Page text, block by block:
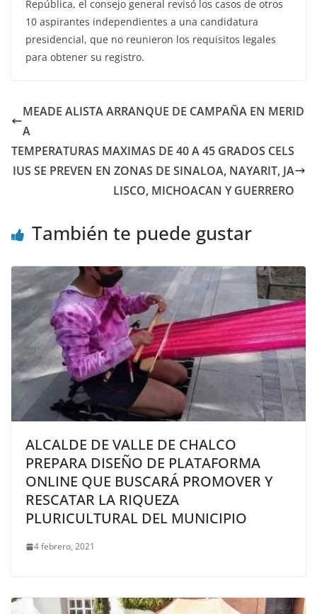
República, el consejo general revisó los casos de otros
10 aspirantes independientes a una candidatura
presidencial, que no reunieron los requisitos legales
para obtener su registro.
MEADE ALISTA ARRANQUE DE CAMPAÑA EN MERID
A
TEMPERATURAS MAXIMAS DE 40 A 45 GRADOS CELS
IUS SE PREVEN EN ZONAS DE SINALOA, NAYARIT, JA
LISCO, MICHOACAN Y GUERRERO
También te puede gustar
ALCALDE DE VALLE DE CHALCO
PREPARA DISEÑO DE PLATAFORMA
ONLINE QUE BUSCARÁ PROMOVER Y
RESCATAR LA RIQUEZA
PLURICULTURAL DEL MUNICIPIO
4 febrero, 2021